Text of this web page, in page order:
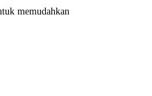
memudahkan